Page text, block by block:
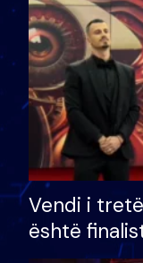
Vendi i
është